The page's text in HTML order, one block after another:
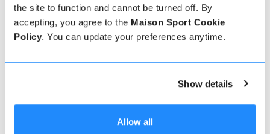
the site to function and cannot be turned off. By
accepting, you agree to the Maison Sport Cookie
Policy. You can update your preferences anytime.
Show details
Allow all
unser freundliches, kompetentes Team steht Ihnen
stets zur Verfügung, um zu helfen - buchen Sie
sofort online oder sprechen Sie mit unserem
Team, wenn Sie Hilfe benötigen.